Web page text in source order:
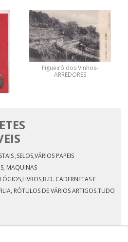
,SELOS,VÁRIOS PAPEIS
MAQUINAS
CADERNETAS E
RÓTULOS DE VÁRIOS ARTIGOS.TUDO